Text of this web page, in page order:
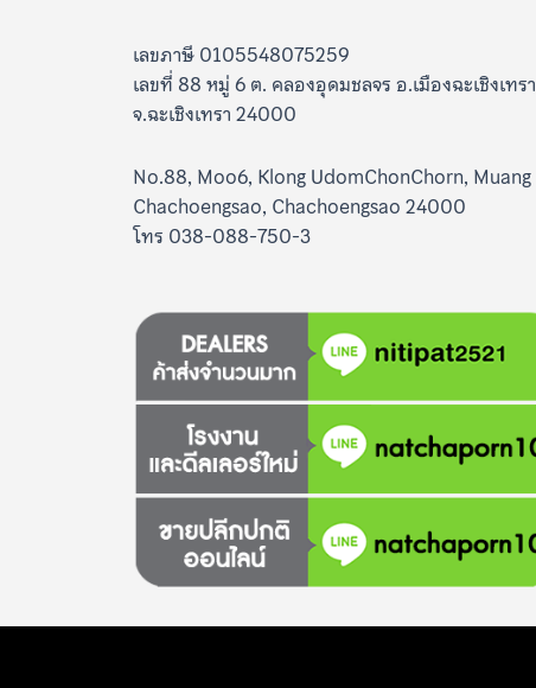
เลขภาษี 0105548075259
เลขที่ 88 หมู่ 6 ต. คลองอุดมชลจร อ.เมืองฉะเชิงเทรา
จ.ฉะเชิงเทรา 24000
No.88, Moo6, Klong UdomChonChorn, Muang
Chachoengsao, Chachoengsao 24000
โทร 038-088-750-3